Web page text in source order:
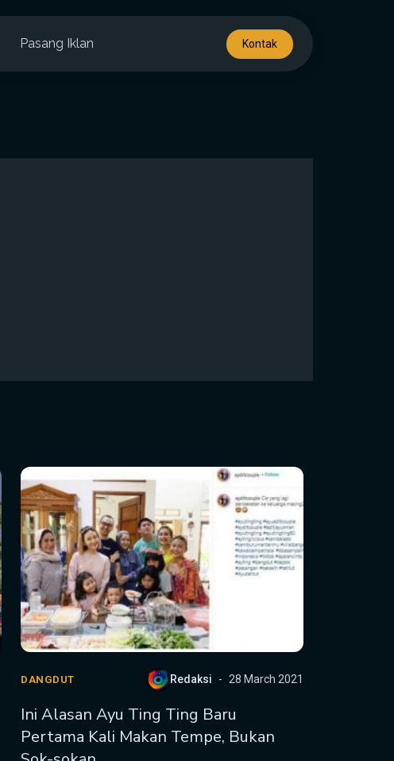
Pasang Iklan Kontak
DANGDUT Redaksi 28 March 2021
Ini Alasan Ayu Ting Ting Baru
Pertama Kali Makan Tempe, Bukan